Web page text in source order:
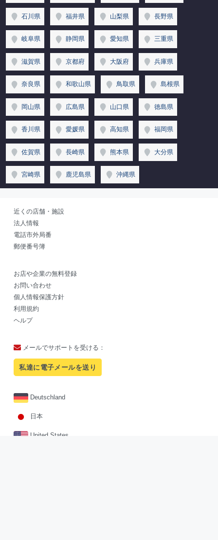
石川県 福井県 山梨県 長野県
岐阜県 静岡県 愛知県 三重県
滋賀県 京都府 大阪府 兵庫県
奈良県 和歌山県 鳥取県 島根県
岡山県 広島県 山口県 徳島県
香川県 愛媛県 高知県 福岡県
佐賀県 長崎県 熊本県 大分県
宮崎県 鹿児島県 沖縄県
近くの店舗・施設
法人情報
電話市外局番
郵便番号簿
お店や企業の無料登録
お問い合わせ
個人情報保護方針
利用規約
ヘルプ
メールでサポートを受ける：
私達に電子メールを送り
Deutschland
日本
United States